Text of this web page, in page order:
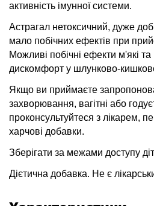
активність імунної системи.
Астрагал нетоксичний, дуже
мало побічних ефектів при
Можливі побічні ефекти м'які
дискомфорт у шлунково-
Якщо ви приймаєте
захворювання, вагітні або
проконсультуйтеся з лікарем,
харчові добавки.
Зберігати за межами доступу
Дієтична добавка. Не є